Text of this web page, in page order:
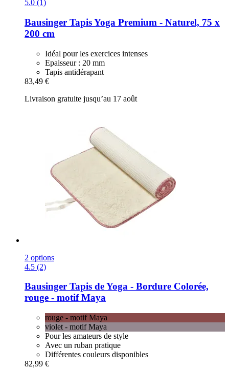
5.0 (1)
Bausinger Tapis Yoga Premium -​ Naturel, 75 x
200 cm
Idéal pour les exercices intenses
Epaisseur : 20 mm
Tapis antidérapant
83,49 €
Livraison gratuite jusqu’au 17 août
2 options
4.5 (2)
Bausinger Tapis de Yoga -​ Bordure Colorée,
rouge -​ motif Maya
rouge - motif Maya
violet - motif Maya
Pour les amateurs de style
Avec un ruban pratique
Différentes couleurs disponibles
82,99 €